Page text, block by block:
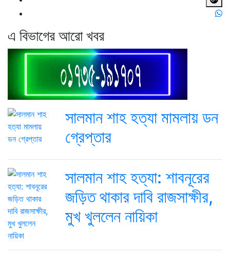
এ বিভাগের আরো খবর
সালমান শাহ হত্যা মামলায় ডন
গ্রেপ্তার
সালমান শাহ হত্যা: শাবনূরের
জড়িত থাকার দাবি রাজসাক্ষীর,
মুখ খুললেন নায়িকা